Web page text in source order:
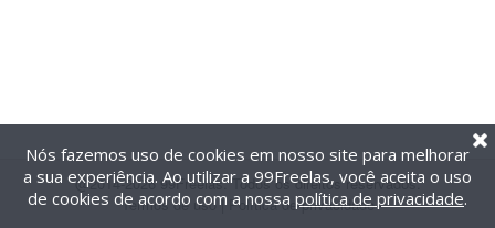
@2014-2026 99Freelas. Todos os direitos reservados.
Termos de uso| Política de privacidade
Nós fazemos uso de cookies em nosso site para melhorar
a sua experiência. Ao utilizar a 99Freelas, você aceita o uso
de cookies de acordo com a nossa política de privacidade.